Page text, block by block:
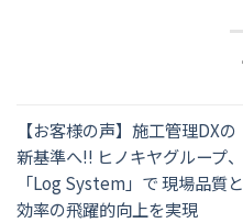
【お客様の声】施⼯管理DXの
新基準へ!! ヒノキヤグループ、
「Log System」で 現場品質と
効率の⾶躍的向上を実現